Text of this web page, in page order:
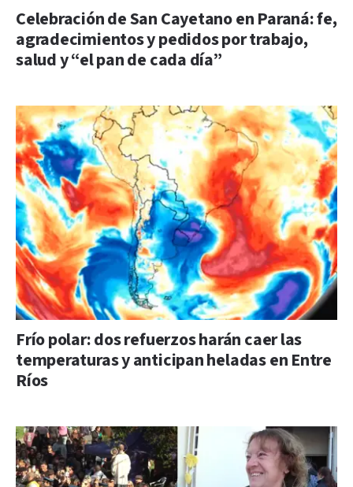
Celebración de San Cayetano en Paraná: fe,
agradecimientos y pedidos por trabajo,
salud y “el pan de cada día”
Frío polar: dos refuerzos harán caer las
temperaturas y anticipan heladas en Entre
Ríos